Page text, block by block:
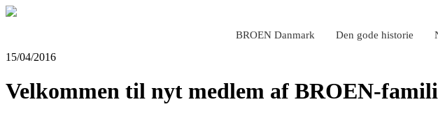
BROEN Danmark Den gode historie
15/04/2016
Velkommen til nyt medlem af BROEN-